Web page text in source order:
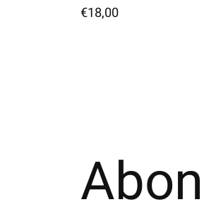
€18,00